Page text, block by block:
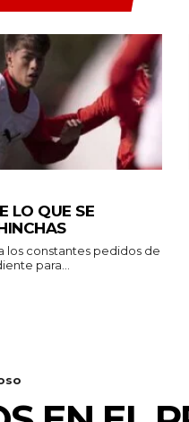
LO QUE SE
los constantes pedidos de
para...